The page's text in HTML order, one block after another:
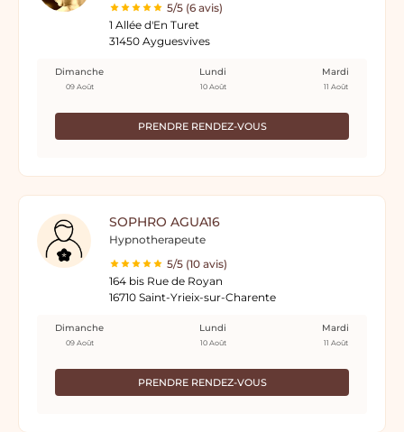
5/5 (6 avis)
1 Allée d'En Turet
31450 Ayguesvives
PRENDRE RENDEZ-VOUS
Dimanche
09 Août
Lundi
10 Août
Mardi
11 Août
SOPHRO AGUA16
Hypnotherapeute
5/5 (10 avis)
164 bis Rue de Royan
16710 Saint-Yrieix-sur-Charente
PRENDRE RENDEZ-VOUS
Dimanche
09 Août
Lundi
10 Août
Mardi
11 Août